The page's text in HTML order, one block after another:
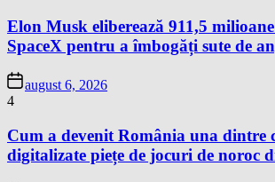
Elon Musk eliberează 911,5
SpaceX pentru a îmbogăți sute de
august 6, 2026
4
Cum a devenit România una dintre
digitalizate piețe de jocuri de noroc